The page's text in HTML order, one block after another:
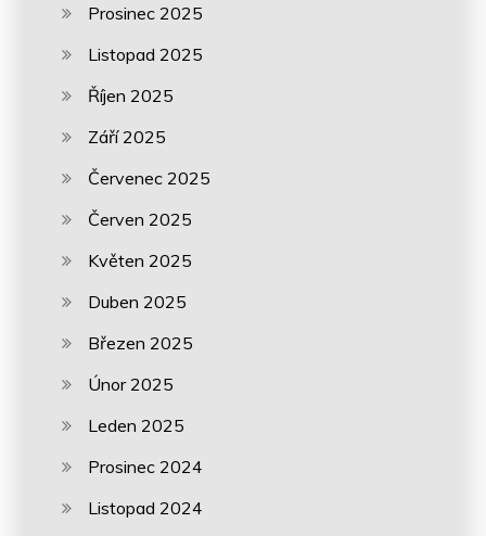
Prosinec 2025
Listopad 2025
Říjen 2025
Září 2025
Červenec 2025
Červen 2025
Květen 2025
Duben 2025
Březen 2025
Únor 2025
Leden 2025
Prosinec 2024
Listopad 2024